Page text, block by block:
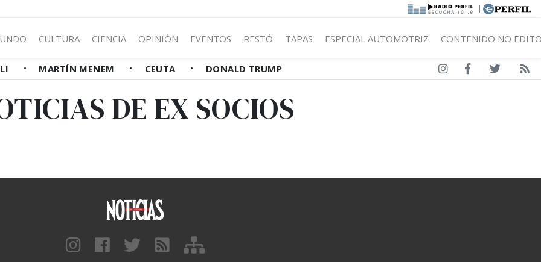
|
CULTURA CIENCIA OPINIÓN EVENTOS RESTÓ TAPAS ESPECIAL AUTOMOTRIZ CONTENIDO NO
MARTÍN MENEM CEUTA DONALD TRUMP
DE EX SOCIOS